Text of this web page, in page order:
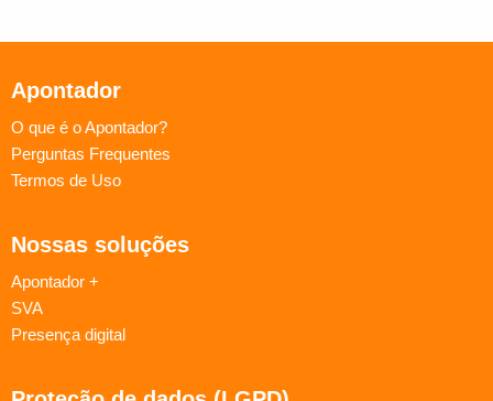
Apontador
O que é o Apontador?
Perguntas Frequentes
Termos de Uso
Nossas soluções
Apontador +
SVA
Presença digital